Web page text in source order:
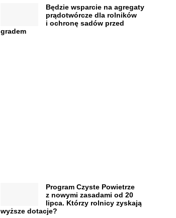
Będzie wsparcie na agregaty
prądotwórcze dla rolników
i ochronę sadów przed
gradem
Program Czyste Powietrze
z nowymi zasadami od 20
lipca. Którzy rolnicy zyskają
wyższe dotacje?